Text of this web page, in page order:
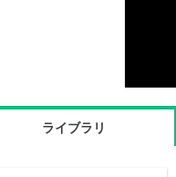
ライブラリ